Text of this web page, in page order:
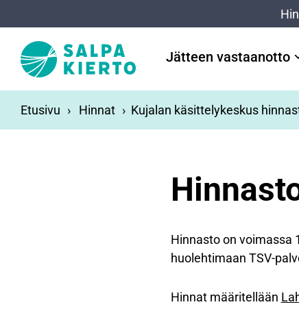
Jätteen vastaanotto
Etusivu Hinnat Kujalan käsittelykeskus
Hinnasto on voimassa
huolehtimaan TSV-
Hinnat määritellään